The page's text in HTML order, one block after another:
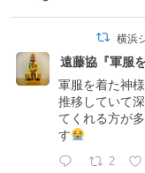
横浜
遠藤協『軍服
軍服を着た神
推移していて
てくれる方が
す
2